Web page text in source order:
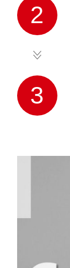
2
3